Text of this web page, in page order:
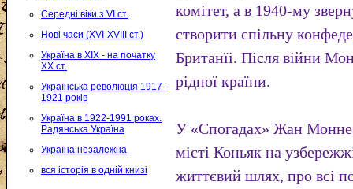
Середні віки з VI ст.
Нові часи (XVI-XVIII ст.)
Україна в XIX - на початку
XX ст.
Українська революція 1917-
1921 років
Україна в 1922-1991 роках.
Радянська Україна
Україна незалежна
вся історія в одній книзі
комітет, а в 1940-му
створити спільну
Британїі. Після війни
рідної країни.
У «Спогадах» Жан Монне
місті Коньяк на
життєвий шлях, про всі